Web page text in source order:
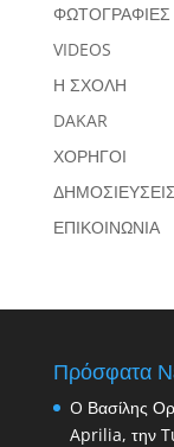
ΦΩΤΟΓΡΑΦΙΕΣ
VIDEOS
Η ΣΧΟΛΗ
DAKAR
ΧΟΡΗΓΟΙ
ΔΗΜΟΣΙΕΥΣΕΙΣ
ΕΠΙΚΟΙΝΩΝΙΑ
Πρόσφατα
O Βασίλης
Aprilia, την